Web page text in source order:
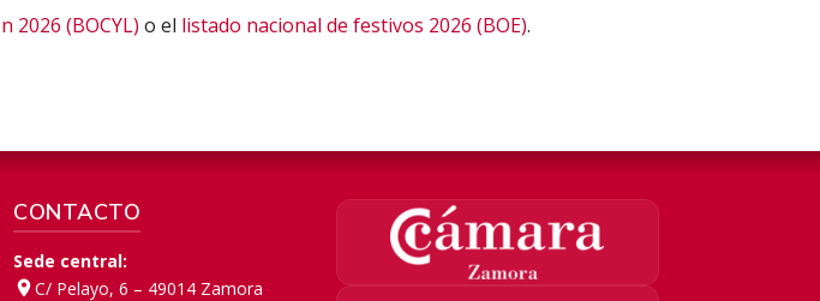
2026 (BOCYL) o el listado nacional de festivos 2026 (BOE).
CONTACTO
Sede central:
C/ Pelayo, 6 – 49014 Zamora